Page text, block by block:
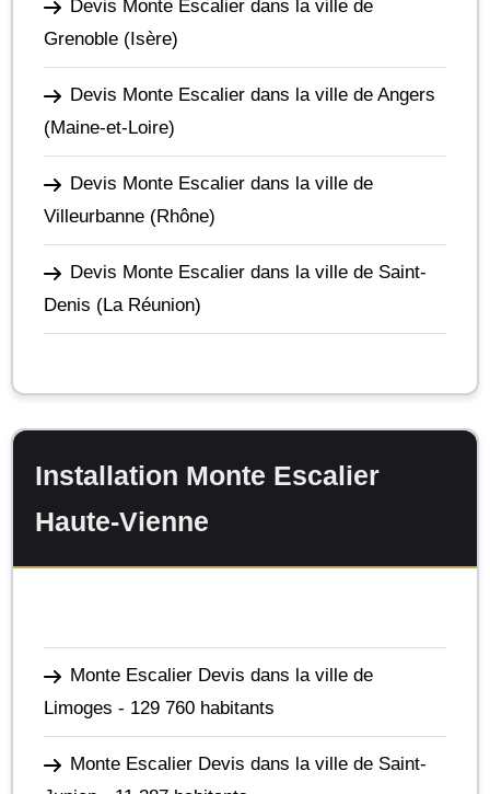
Devis Monte Escalier dans la ville de
Grenoble (Isère)
Devis Monte Escalier dans la ville de Angers
(Maine-et-Loire)
Devis Monte Escalier dans la ville de
Villeurbanne (Rhône)
Devis Monte Escalier dans la ville de Saint-
Denis (La Réunion)
Installation Monte Escalier
Haute-Vienne
Monte Escalier Devis dans la ville de
Limoges - 129 760 habitants
Monte Escalier Devis dans la ville de Saint-